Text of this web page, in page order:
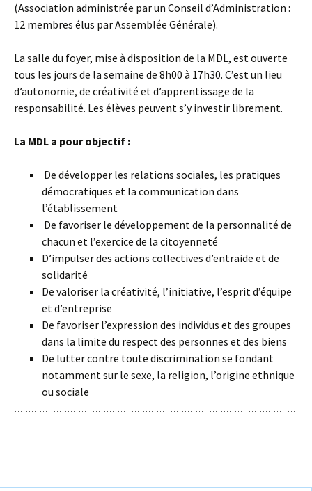
(Association administrée par un Conseil d’Administration :
12 membres élus par Assemblée Générale).
La salle du foyer, mise à disposition de la MDL, est ouverte
tous les jours de la semaine de 8h00 à 17h30. C’est un lieu
d’autonomie, de créativité et d’apprentissage de la
responsabilité. Les élèves peuvent s’y investir librement.
La MDL a pour objectif :
De développer les relations sociales, les pratiques
démocratiques et la communication dans
l’établissement
De favoriser le développement de la personnalité de
chacun et l’exercice de la citoyenneté
D’impulser des actions collectives d’entraide et de
solidarité
De valoriser la créativité, l’initiative, l’esprit d’équipe
et d’entreprise
De favoriser l’expression des individus et des groupes
dans la limite du respect des personnes et des biens
De lutter contre toute discrimination se fondant
notamment sur le sexe, la religion, l’origine ethnique
ou sociale